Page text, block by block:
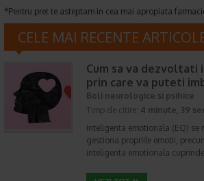
*Pentru pret te asteptam in cea mai apropiata
CELE MAI RECENTE
Cum sa va
prin care va puteti
Boli neurologice si psihice
Timp de citire: 4 minute, 39
Inteligenta emotionala (EQ) se
gestiona propriile emotii,
inteligenta emotionala